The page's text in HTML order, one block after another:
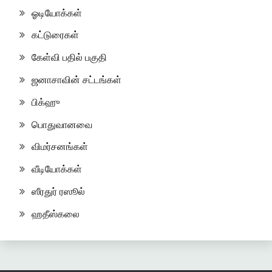
ஓடியோக்கள்
கட்டுரைகள்
கேள்வி பதில் பகுதி
ஜனாசாவின் சட்டங்கள்
பிக்ஹு
பொதுவானவை
விமர்சனங்கள்
வீடியோக்கள்
ஸீரதுர் ரஸூல்
ஹதீஸ்கலை